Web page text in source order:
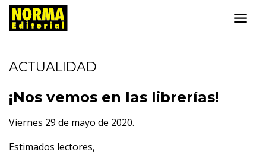
ACTUALIDAD
¡Nos vemos en las librerías!
Viernes 29 de mayo de 2020.
Estimados lectores,